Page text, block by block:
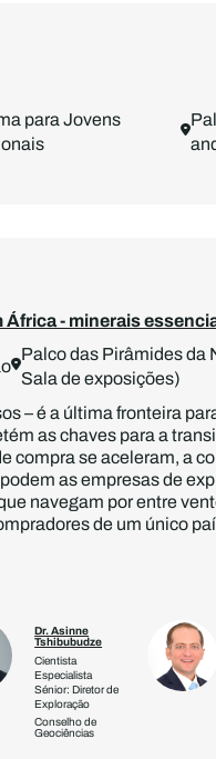
para Jovens
- minerais
Palco das Pirâmides da
Sala de exposições)
– é a última fronteira
as chaves para a
compra se aceleram, a
as empresas de
navegam por entre
de um único
Dr. Asinne
Tshibubudze
Cientista
Especialista
Sénior: Diretor de
Exploração
Conselho de
Geociências